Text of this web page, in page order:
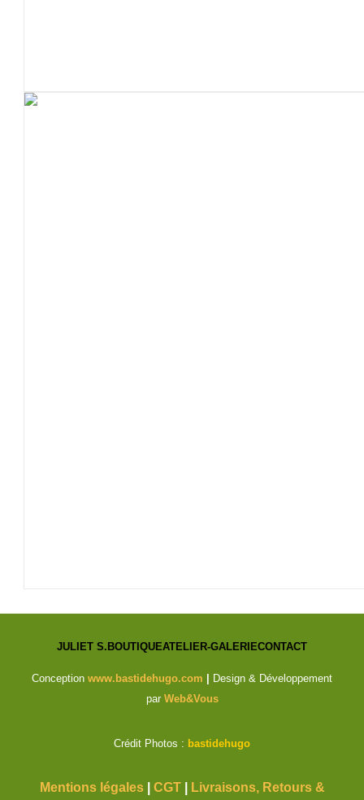
JULIET S. BOUTIQUEATELIER-GALERIECONTACT
Conception www.bastidehugo.com
Design & Développement
par Web&Vous
Crédit Photos : bastidehugo
Mentions légales| CGT| Livraisons, Retours &